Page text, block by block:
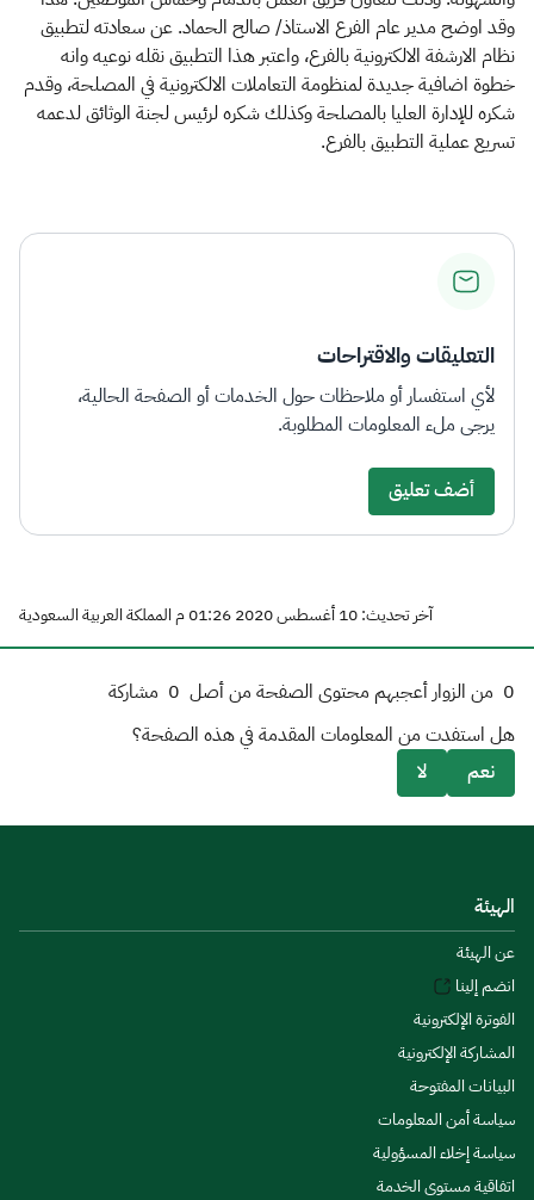
وقد اوضح مدير عام الفرع الاستاذ/ صالح الحماد. عن سعادته لتطبيق
نظام الارشفة الالكترونية بالفرع، واعتبر هذا التطبيق نقله نوعيه وانه
خطوة اضافية جديدة لمنظومة التعاملات الالكترونية في المصلحة، وقدم
شكره للإدارة العليا بالمصلحة وكذلك شكره لرئيس لجنة الوثائق لدعمه
تسريع عملية التطبيق بالفرع.
التعليقات والاقتراحات
لأي استفسار أو ملاحظات حول الخدمات أو الصفحة الحالية،
يرجى ملء المعلومات المطلوبة.
أضف تعليق
آخر تحديث: 10 أغسطس 2020 01:26 م المملكة العربية السعودية
0 من الزوار أعجبهم محتوى الصفحة من أصل 0 مشاركة
هل استفدت من المعلومات المقدمة في هذه الصفحة؟
نعم
لا
الهيئة
عن الهيئة
انضم إلينا
الفوترة الإلكترونية
المشاركة الإلكترونية
البيانات المفتوحة
سياسة أمن المعلومات
سياسة إخلاء المسؤولية
اتفاقية مستوى الخدمة